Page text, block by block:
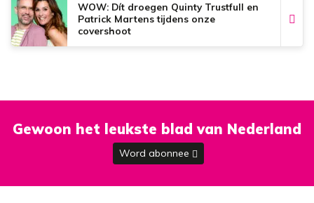
WOW: Dít droegen Quinty Trustfull en
Patrick Martens tijdens onze
covershoot
Gewoon het leukste blad van Nederland
Word abonnee